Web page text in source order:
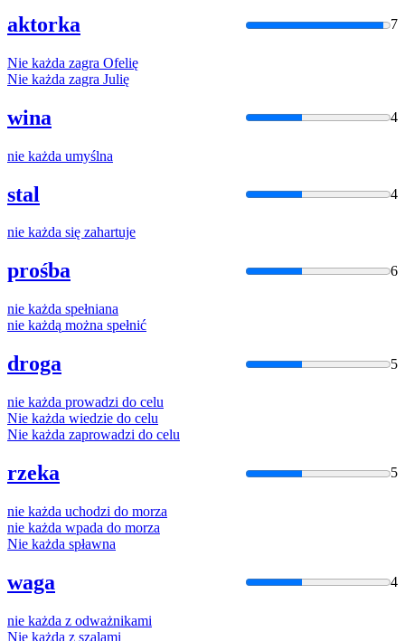
aktorka 7
Nie każda zagra Ofelię
Nie każda zagra Julię
wina 4
nie każda umyślna
stal 4
nie każda się zahartuje
prośba 6
nie każda spełniana
nie każdą można spełnić
droga 5
nie każda prowadzi do celu
Nie każda wiedzie do celu
Nie każda zaprowadzi do celu
rzeka 5
nie każda uchodzi do morza
nie każda wpada do morza
Nie każda spławna
waga 4
nie każda z odważnikami
Nie każda z szalami